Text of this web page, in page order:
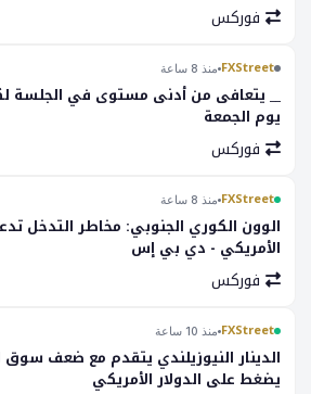
فوركس
FXStreet منذ 8 ساعة
__ يتعافى من أدنى مستوى في الجلسة
يوم الجمعة
فوركس
FXStreet منذ 8 ساعة
الوون الكوري الجنوبي: مخاطر التدخل
الأمريكي - دي بي إس
فوركس
FXStreet منذ 10 ساعة
الدينار النيوزيلندي يتقدم مع ضعف سوق
يضغط على الدولار الأمريكي